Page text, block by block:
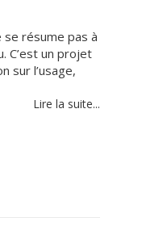
résume pas à
C’est un projet
sur l’usage,
Lire la suite...